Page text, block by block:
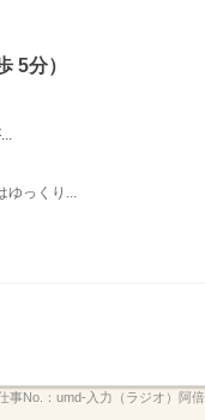
5分）
っくり...
事No.： umd-入力（ラジオ）阿